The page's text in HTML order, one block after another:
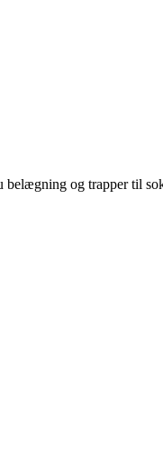
belægning og trapper til